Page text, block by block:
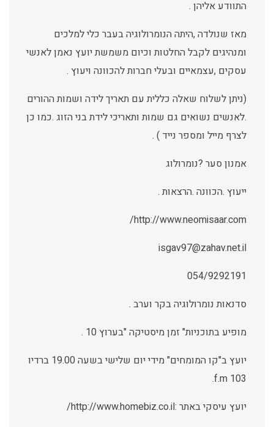
התוודע אליהן .
מאז שנולדה ,היתה הנומרולוגיה בעבר כלי למלכים
ומנהיגים לקבל החלטות וכיום משמשת יועץ נאמן לאנשי
עסקים ,עצמאיים ובעלי חברות להכוונה ויעוץ .
(ניתן לשלוח שאלה כללית עם תאריך לידה ושמות ההורים
.לאנשים נשואים גם שמות ותאריכי לידת בני הזוג .כמו כן
לצרף מייל ומספר נייד ) .
אמנון סער ?נומרולוג
ייעוץ .הכוונה .הרצאות .
http://www.neomisaar.com/
isgav97@zahav.net.il
054/9292191
סדנאות נומרולוגיה בקר וערב .
מופיע בתוכניות" זמן מיסטיקה "בערוץ 10 .
יועץ ב"קו המומחים" מידי יום שלישי בשעה 19.00 ברדיו
103 f.m.
יועץ עיסקי באתר :http://www.homebiz.co.il/